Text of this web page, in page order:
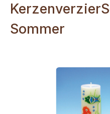
Sommer
Bildergalerie überspringen